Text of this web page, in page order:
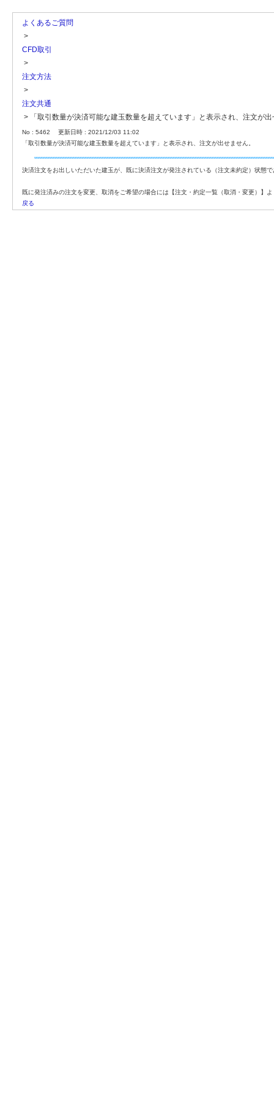
よくあるご質問
>
CFD取引
>
注文方法
>
注文共通
>
「取引数量が決済可能な建玉数量を超えています」と表示され、注文が
No : 5462
更新日時 : 2021/12/03 11:02
「取引数量が決済可能な建玉数量を超えています」と表示され、注文が出せません。
決済注文をお出しいただいた建玉が、既に決済注文が発注されている（注文未約定）状態
既に発注済みの注文を変更、取消をご希望の場合には【注文・約定一覧（取消・変更）】
戻る